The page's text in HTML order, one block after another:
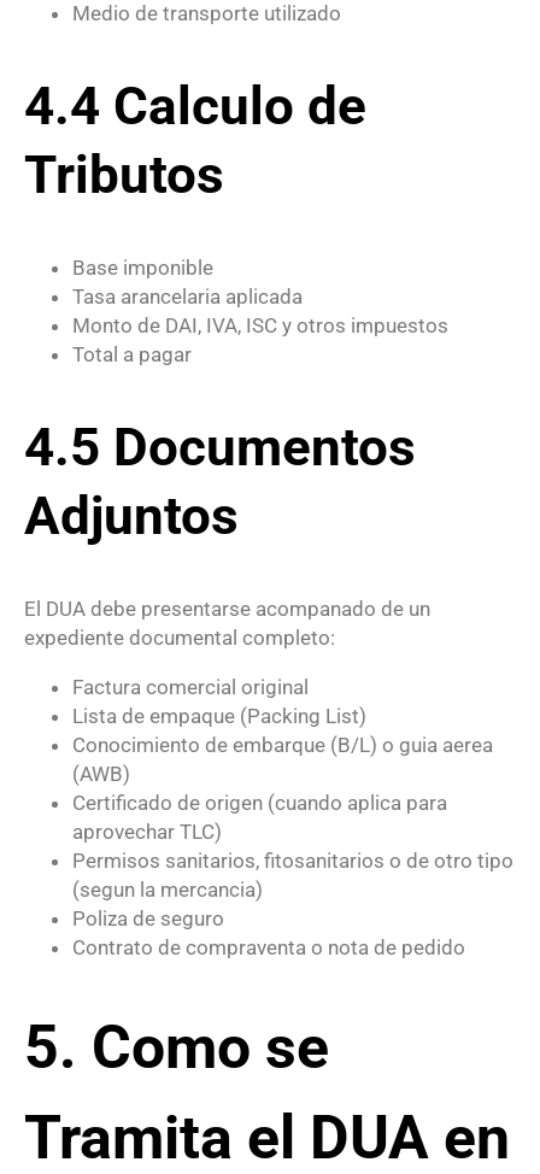
Medio de transporte utilizado
4.4 Calculo de
Tributos
Base imponible
Tasa arancelaria aplicada
Monto de DAI, IVA, ISC y otros impuestos
Total a pagar
4.5 Documentos
Adjuntos
El DUA debe presentarse acompanado de un
expediente documental completo:
Factura comercial original
Lista de empaque (Packing List)
Conocimiento de embarque (B/L) o guia aerea
(AWB)
Certificado de origen (cuando aplica para
aprovechar TLC)
Permisos sanitarios, fitosanitarios o de otro tipo
(segun la mercancia)
Poliza de seguro
Contrato de compraventa o nota de pedido
5. Como se
Tramita el DUA en